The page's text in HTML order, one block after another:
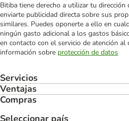
Bitiba tiene derecho a utilizar tu dirección
enviarte publicidad directa sobre sus
similares. Puedes oponerte a ello en
ningún gasto adicional a los gastos
en contacto con el servicio de atención al
información sobre protección de datos
Servicios
Ventajas
Compras
Seleccionar país